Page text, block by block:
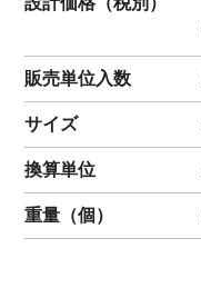
販売単位入数
サイズ
換算単位
重量（個 ）